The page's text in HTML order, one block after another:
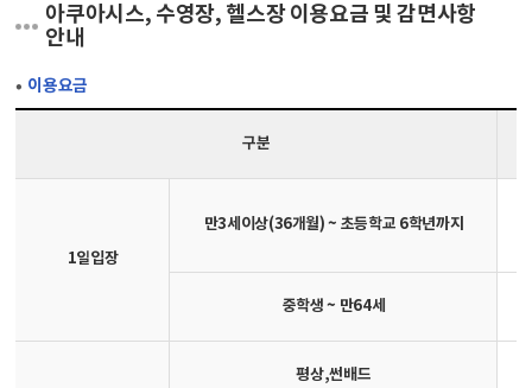
아쿠아시스, 수영장, 헬스장 이용요금 및 감면사항
안내
이용요금
구분
1일입장
만3세이상(36개월) ~ 초등학교 6학년까지
중학생 ~ 만64세
평상,썬배드